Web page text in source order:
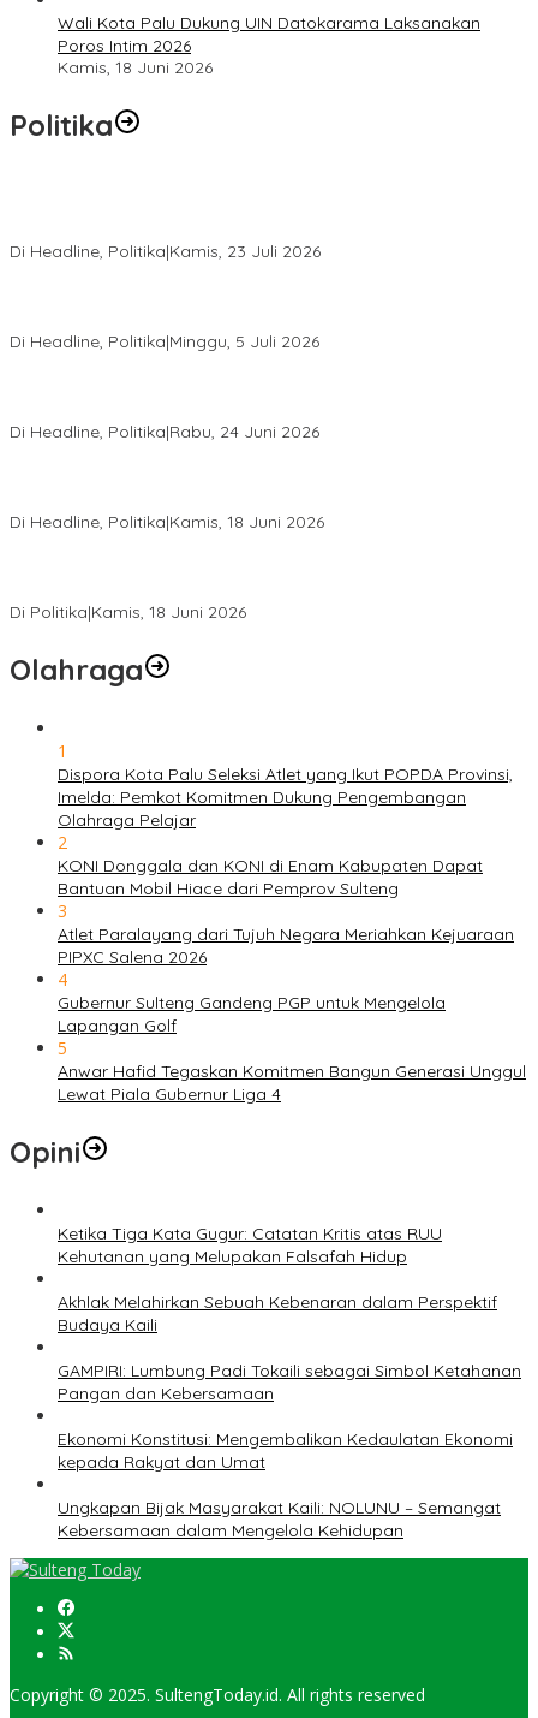
Wali Kota Palu Dukung UIN Datokarama Laksanakan
Poros Intim 2026
Kamis, 18 Juni 2026
Politika
Di Headline, Politika|Kamis, 23 Juli 2026
Di Headline, Politika|Minggu, 5 Juli 2026
Di Headline, Politika|Rabu, 24 Juni 2026
Di Headline, Politika|Kamis, 18 Juni 2026
Di Politika|Kamis, 18 Juni 2026
Olahraga
1
Dispora Kota Palu Seleksi Atlet yang Ikut POPDA Provinsi,
Imelda: Pemkot Komitmen Dukung Pengembangan
Olahraga Pelajar
2
KONI Donggala dan KONI di Enam Kabupaten Dapat
Bantuan Mobil Hiace dari Pemprov Sulteng
3
Atlet Paralayang dari Tujuh Negara Meriahkan Kejuaraan
PIPXC Salena 2026
4
Gubernur Sulteng Gandeng PGP untuk Mengelola
Lapangan Golf
5
Anwar Hafid Tegaskan Komitmen Bangun Generasi Unggul
Lewat Piala Gubernur Liga 4
Opini
Ketika Tiga Kata Gugur: Catatan Kritis atas RUU
Kehutanan yang Melupakan Falsafah Hidup
Akhlak Melahirkan Sebuah Kebenaran dalam Perspektif
Budaya Kaili
GAMPIRI: Lumbung Padi Tokaili sebagai Simbol Ketahanan
Pangan dan Kebersamaan
Ekonomi Konstitusi: Mengembalikan Kedaulatan Ekonomi
kepada Rakyat dan Umat
Ungkapan Bijak Masyarakat Kaili: NOLUNU – Semangat
Kebersamaan dalam Mengelola Kehidupan
Copyright © 2025. SultengToday.id. All rights reserved